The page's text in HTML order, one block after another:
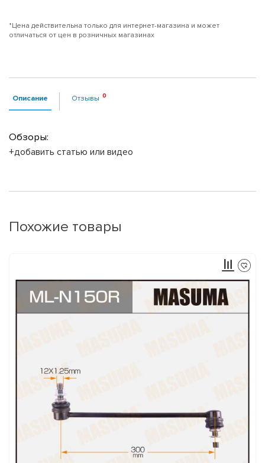
*Цена действительна только для интернет-магазина и может
отличаться от цен в розничных магазинах
Описание Отзывы
Обзоры:
+добавить статью или видео
Похожие товары